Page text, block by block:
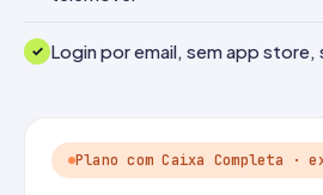
Login por email, sem app store,
Plano com Caixa Completa ·